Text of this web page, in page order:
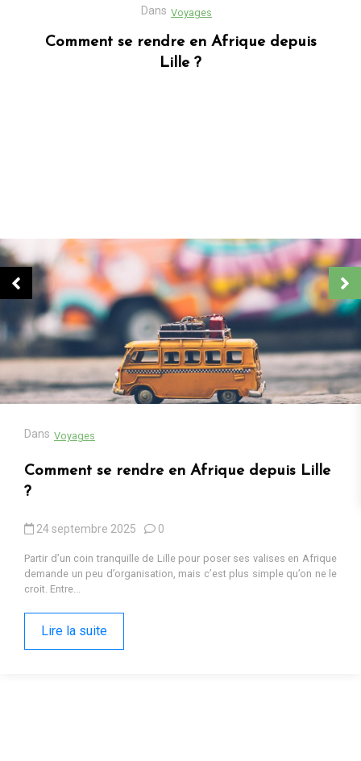
Dans Business
Découvrez Donafesta : La Référence pour
vos cadeaux personnalisés
Dans Blog africain
Quels sont les cadeaux les plus populaires
en Afrique ?
13 octobre 2025 0
Cadeaux populaires en Afrique en 2025 : tendances, contextes et
Lire la suite